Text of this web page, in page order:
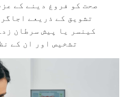
صحت کو فروغ دینے کے
تشویق کے ذریعے
کینسر یا پیش سرطان
تشخیص اور ان کے